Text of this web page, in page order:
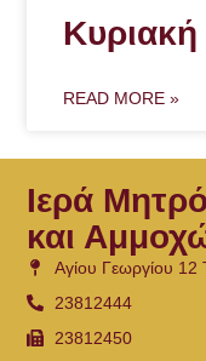
READ MORE »
Ιερά
και
Αγίου Γεωργίου
23812444
23812450